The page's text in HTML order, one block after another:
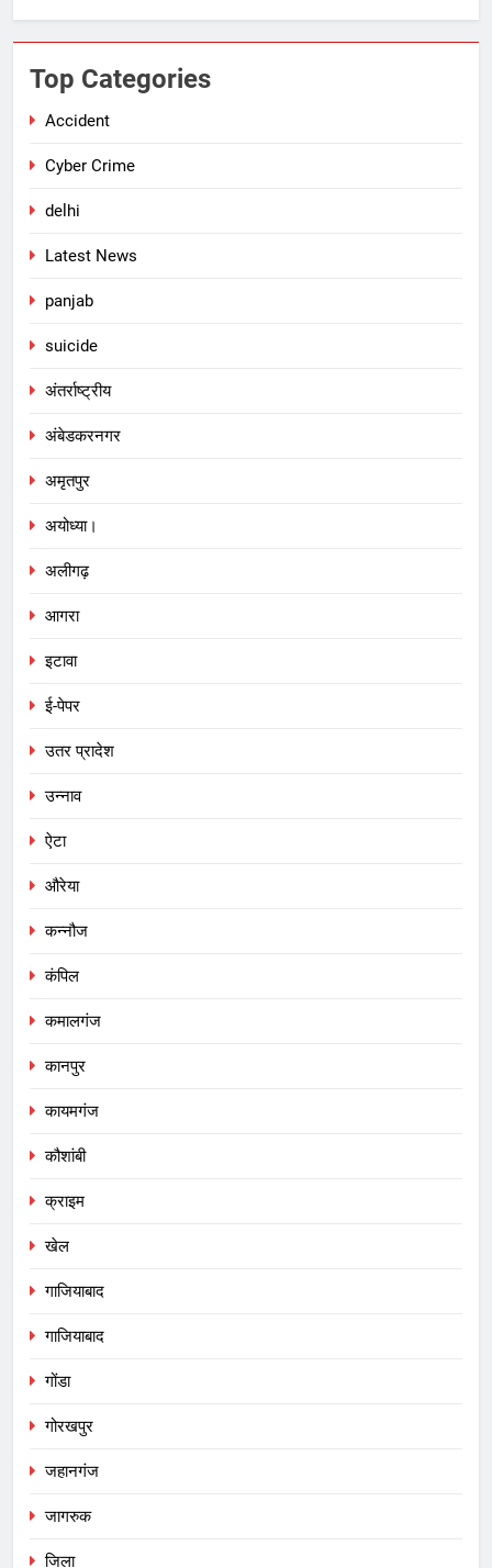
Top Categories
Accident
Cyber Crime
delhi
Latest News
panjab
suicide
अंतर्राष्ट्रीय
अंबेडकरनगर
अमृतपुर
अयोध्या।
अलीगढ़
आगरा
इटावा
ई-पेपर
उतर प्रादेश
उन्नाव
ऐटा
औरेया
कन्नौज
कंपिल
कमालगंज
कानपुर
कायमगंज
कौशांबी
क्राइम
खेल
गाजियाबाद
गाजियाबाद
गोंडा
गोरखपुर
जहानगंज
जागरुक
जिला